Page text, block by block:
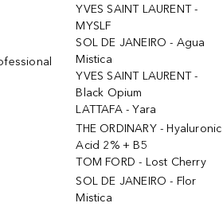
YVES SAINT LAURENT -
MYSLF
SOL DE JANEIRO - Agua
Mistica
YVES SAINT LAURENT -
Black Opium
LATTAFA - Yara
THE ORDINARY - Hyaluronic
Acid 2% + B5
TOM FORD - Lost Cherry
SOL DE JANEIRO - Flor
Mistica